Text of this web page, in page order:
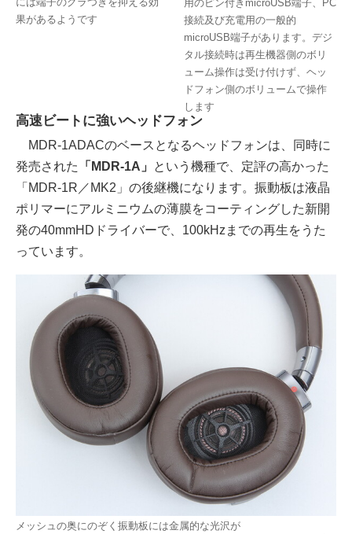
果があるようです
用のピン付きmicroUSB端子、PC
接続及び充電用の一般的
microUSB端子があります。デジ
タル接続時は再生機器側のボリ
ューム操作は受け付けず、ヘッ
ドフォン側のボリュームで操作
します
高速ビートに強いヘッドフォン
MDR-1ADACのベースとなるヘッドフォンは、同時に
発売された
「MDR-1A」
という機種で、定評の高かった
「MDR-1R／MK2」の後継機になります。振動板は液晶
ポリマーにアルミニウムの薄膜をコーティングした新開
発の40mmHDドライバーで、100kHzまでの再生をうた
っています。
メッシュの奥にのぞく振動板には金属的な光沢が